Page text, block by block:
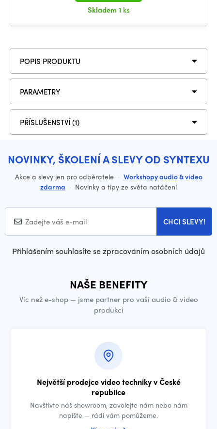
Skladem1 ks
POPIS PRODUKTU
PARAMETRY
PŘÍSLUŠENSTVÍ (1)
NOVINKY, ŠKOLENÍ A SLEVY OD SYNTEXU
Akce a slevy jen pro odběratele · Workshopy audio & video
zdarma · Novinky a tipy ze světa natáčení
CHCI SLEVY!
Přihlášením souhlasíte se zpracováním osobních údajů
NAŠE BENEFITY
Víc než e-shop — jsme partner pro vaši audio & video
produkci
Největší prodejce video techniky v České
republice
Navštivte náš showroom, zavolejte nám nebo nám
napište — rádi vám pomůžeme.